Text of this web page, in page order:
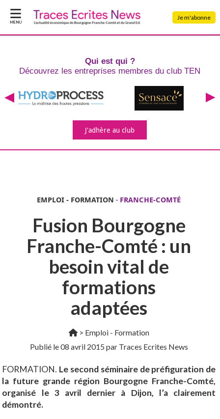
MENU
Je m'abonne
Qui est qui ?
Découvrez les entreprises membres du club TEN
J'adhèreau club
EMPLOI - FORMATION - FRANCHE-COMTÉ
Fusion Bourgogne
Franche-Comté : un
besoin vital de
formations
adaptées
> Emploi - Formation
Publié le08 avril 2015 par Traces Ecrites News
FORMATION. Le second séminaire de préfiguration de
la future grande région Bourgogne Franche-Comté,
organisé le 3 avril dernier à Dijon, l’a clairement
démontré.